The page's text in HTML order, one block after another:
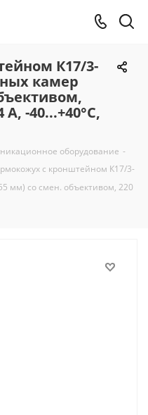
К17/3-
камер
А, -40...+40°С,
оборудование -
с кронштейном К17/3-
мм) со смен. объективом, 220